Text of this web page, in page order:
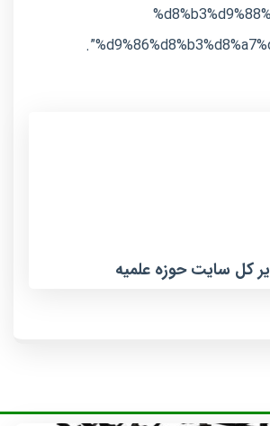
کل سایت حوزه علمیه